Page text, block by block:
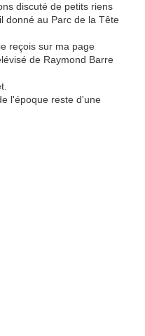
discuté de petits riens
donné au Parc de la Tête
reçois sur ma page
de Raymond Barre
l'époque reste d'une